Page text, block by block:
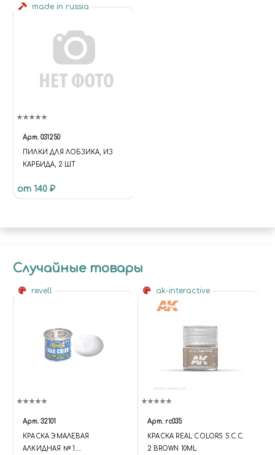
made in russia
Арт. 031250
ПИЛКИ ДЛЯ ЛОБЗИКА, ИЗ
КАРБИДА, 2 ШТ
от 140 ₽
Случайные товары
revell
Арт. 32101
КРАСКА ЭМАЛЕВАЯ
АЛКИДНАЯ № 1.
ak-interactive
Арт. rc035
КРАСКА REAL COLORS S.C.C.
2 BROWN 10ML